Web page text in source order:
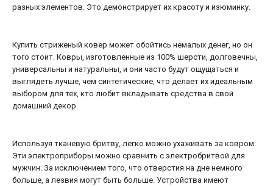
разных элементов. Это демонстрирует их красоту и изюминку.
Купить стриженый ковер может обойтись немалых денег, но он
того стоит. Ковры, изготовленные из 100% шерсти, долговечны,
универсальны и натуральны, и они часто будут ощущаться и
выглядеть лучше, чем синтетические, что делает их идеальным
выбором для тех, кто любит вкладывать средства в свой
домашний декор.
Используя тканевую бритву, легко можно ухаживать за ковром.
Эти электроприборы можно сравнить с электробритвой для
мужчин. За исключением того, что отверстия на дне немного
больше, а лезвия могут быть больше. Устройства имеют